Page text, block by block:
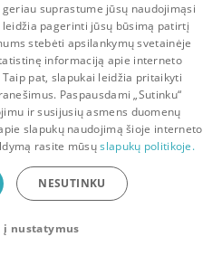
Pokalbiai Pranešimai Paskyra
patogiau!
suprastume jūsų naudojimąsi
pagerinti jūsų būsimą patirtį
stebėti apsilankymų svetainėje
informaciją apie interneto
pat, slapukai leidžia pritaikyti
Paspausdami „Sutinku“
ir susijusių asmens duomenų
slapukų naudojimą šioje interneto
rasite mūsųslapukų politikoje.
NESUTINKU
nustatymus